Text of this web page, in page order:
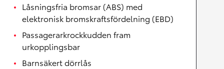
Låsningsfria bromsar (ABS) med
elektronisk bromskraftsfördelning (EBD)
Passagerarkrockkudden fram
urkopplingsbar
Barnsäkert dörrlås